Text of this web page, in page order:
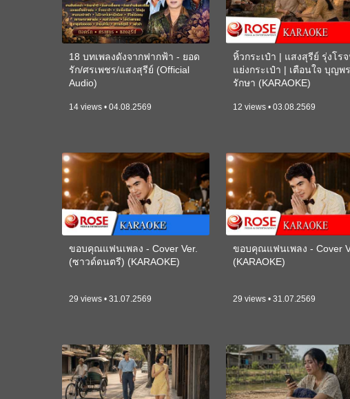
18 บทเพลงดังจากฟากฟ้า - ยอด
รัก/ศรเพชร/แสงสุรีย์ (Official
Audio)
14 views • 04.08.2569
หิ้วกระเป๋า | แสงสุรีย์ รุ่งโร
แย่งกระเป๋า | เตือนใจ บุญพ
รักษา (KARAOKE)
12 views • 03.08.2569
ขอบคุณแฟนเพลง - Cover Ver.
(ซาวด์ดนตรี) (KARAOKE)
29 views • 31.07.2569
ขอบคุณแฟนเพลง - Cover
(KARAOKE)
29 views • 31.07.2569